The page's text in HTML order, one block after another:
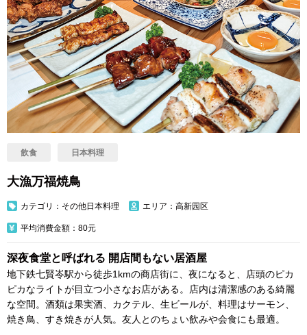
飲食 日本料理
大漁万福焼鳥
カテゴリ：その他日本料理 エリア：高新园区
平均消費金額：80元
深夜食堂と呼ばれる 開店間もない居酒屋
地下鉄七賢岺駅から徒歩1kmの商店街に、夜になると、店頭のピカ
ピカなライトが目立つ小さなお店がある。店内は清潔感のある綺麗
な空間。酒類は果実酒、カクテル、生ビールが、料理はサーモン、
焼き鳥、すき焼きが人気。友人とのちょい飲みや会食にも最適。